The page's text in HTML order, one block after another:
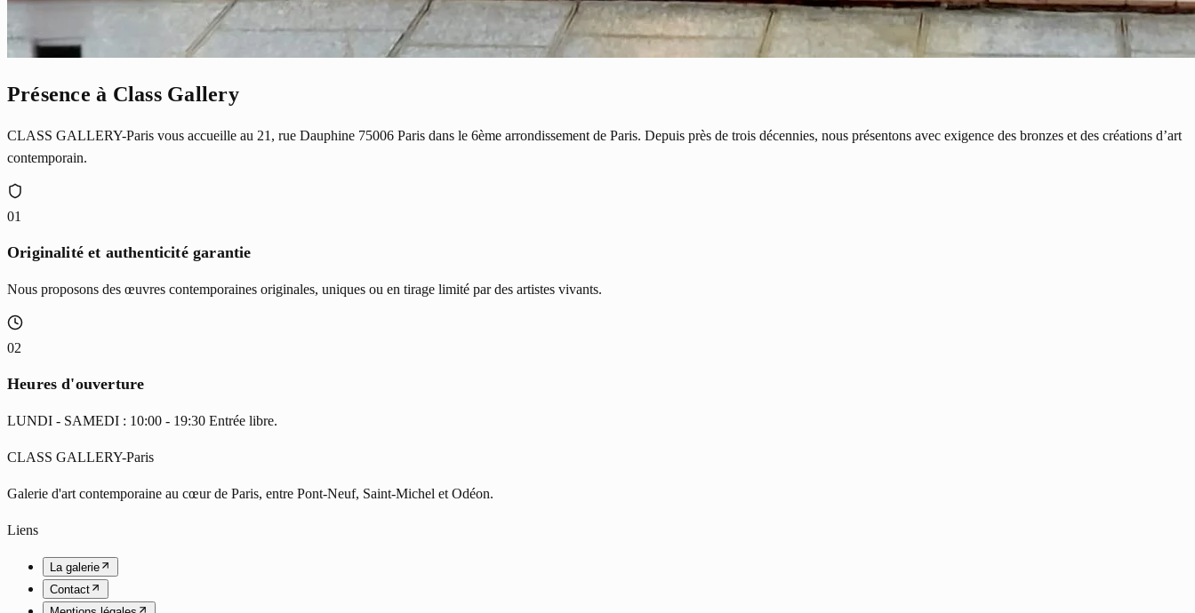
Présence à Class Gallery
CLASS GALLERY-Paris vous accueille au 21, rue Dauphine 75006 Paris dans le 6ème arrondissement de Paris. Depuis près de trois décennies, nous présentons avec exigence des bronzes et des créations d’art
contemporain.
01
Originalité et authenticité garantie
Nous proposons des œuvres contemporaines originales, uniques ou en tirage limité par des artistes vivants.
02
Heures d'ouverture
LUNDI - SAMEDI : 10:00 - 19:30 Entrée libre.
CLASS GALLERY-Paris
Galerie d'art contemporaine au cœur de Paris, entre Pont-Neuf, Saint-Michel et Odéon.
Liens
La galerie
Contact